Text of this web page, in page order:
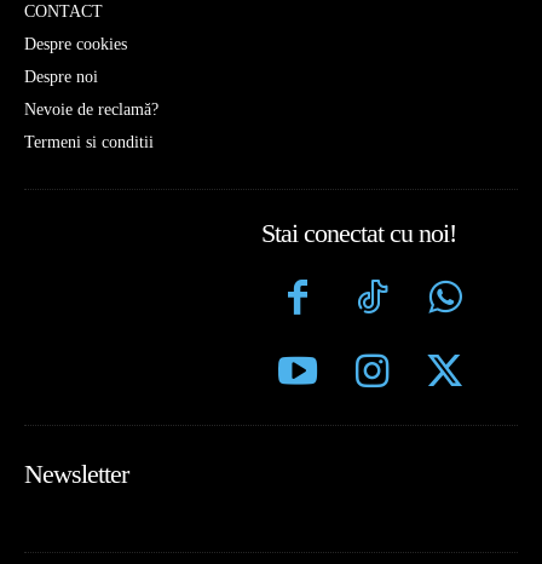
CONTACT
Despre cookies
Despre noi
Nevoie de reclamă?
Termeni si conditii
Stai conectat cu noi!
Newsletter